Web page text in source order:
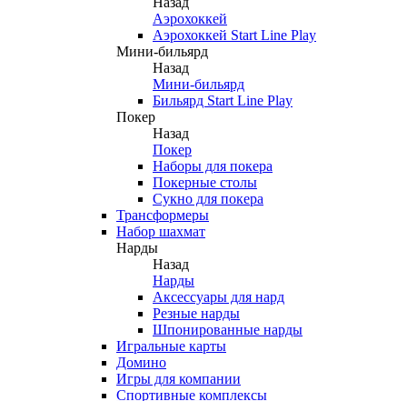
Аэрохоккей
Аэрохоккей Start Line Play
Мини-бильярд
Назад
Мини-бильярд
Бильярд Start Line Play
Покер
Назад
Покер
Наборы для покера
Покерные столы
Сукно для покера
Трансформеры
Набор шахмат
Нарды
Назад
Нарды
Аксессуары для нард
Резные нарды
Шпонированные нарды
Игральные карты
Домино
Игры для компании
Спортивные комплексы